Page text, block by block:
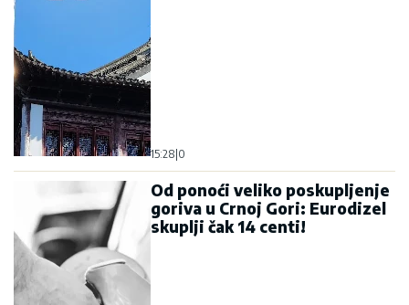
15:28|0
Od ponoći veliko poskupljenje
goriva u Crnoj Gori: Eurodizel
skuplji čak 14 centi!